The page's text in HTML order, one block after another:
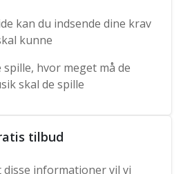
kan du indsende dine krav
kunne
hvor meget må de
skal de spille
tilbud
informationer vil vi